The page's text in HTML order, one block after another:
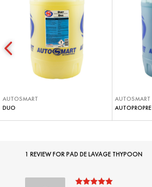
AUTOSMART
DUO
AUTOSMART
AUTOPROPRE
1 REVIEW FORPAD DE LAVAGE THYPOON